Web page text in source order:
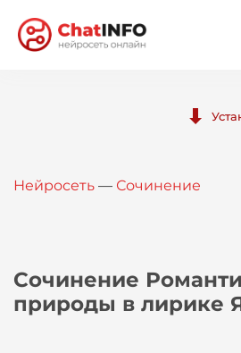
Вход
Нейросеть — Сочинение
Сочинение
природы в лирике